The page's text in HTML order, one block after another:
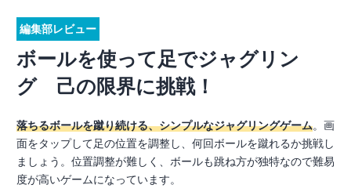
編集部レビュー
ボールを使って足でジャグリン
グ 己の限界に挑戦！
落ちるボールを蹴り続ける、シンプルなジャグリングゲーム。画
面をタップして足の位置を調整し、何回ボールを蹴れるか挑戦し
ましょう。位置調整が難しく、ボールも跳ね方が独特なので難易
度が高いゲームになっています。